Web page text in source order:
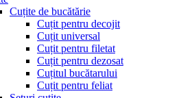
Cuțite de bucătărie
Cuțit pentru decojit
Cuțit universal
Cuțit pentru filetat
Cuțit pentru dezosat
Cuțitul bucătarului
Cuțit pentru feliat